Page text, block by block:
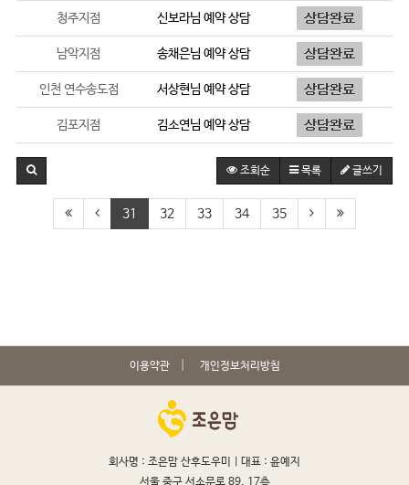
청주지점 신보라님 예약 상담
남악지점 송채은님 예약 상담
인천 연수송도점 서상현님 예약 상담
김포지점 김소연님 예약 상담
조회순 목록 글쓰기
31 32 33 34 35
이용약관 개인정보처리방침
회사명 : 조은맘 산후도우미 | 대표 : 윤예지
서울 중구 서소문로 89, 17층